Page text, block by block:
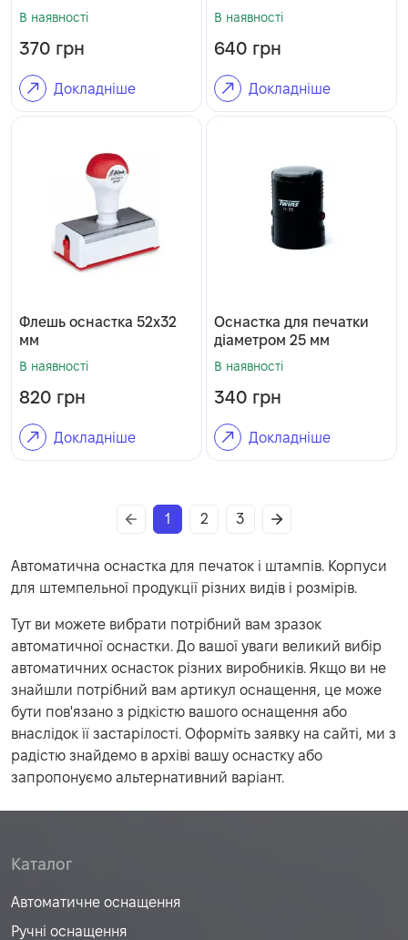
В наявності
370 грн
Докладніше
В наявності
640 грн
Докладніше
Флешь оснастка 52х32
мм
В наявності
820 грн
Докладніше
Оснастка для печатки
діаметром 25 мм
В наявності
340 грн
Докладніше
1 2 3
Автоматична оснастка для печаток і штампів. Корпуси
для штемпельної продукції різних видів і розмірів.
Тут ви можете вибрати потрібний вам зразок
автоматичної оснастки. До вашої уваги великий вибір
автоматичних оснасток різних виробників. Якщо ви не
знайшли потрібний вам артикул оснащення, це може
бути пов'язано з рідкістю вашого оснащення або
внаслідок її застарілості. Оформіть заявку на сайті, ми з
радістю знайдемо в архіві вашу оснастку або
запропонуємо альтернативний варіант.
Каталог
Автоматичне оснащення
Ручні оснащення